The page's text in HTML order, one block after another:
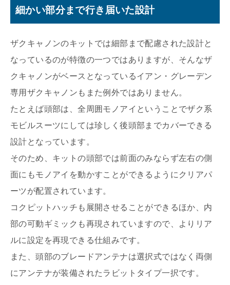
細かい部分まで行き届いた設計
ザクキャノンのキットでは細部まで配慮された設計と
なっているのが特徴の一つではありますが、そんなザ
クキャノンがベースとなっているイアン・グレーデン
専用ザクキャノンもまた例外ではありません。
たとえば頭部は、全周囲モノアイということでザク系
モビルスーツにしては珍しく後頭部までカバーできる
設計となっています。
そのため、キットの頭部では前面のみならず左右の側
面にもモノアイを動かすことができるようにクリアパ
ーツが配置されています。
コクピットハッチも展開させることができるほか、内
部の可動ギミックも再現されていますので、よりリア
ルに設定を再現できる仕組みです。
また、頭部のブレードアンテナは選択式ではなく両側
にアンテナが装備されたラビットタイプ一択です。